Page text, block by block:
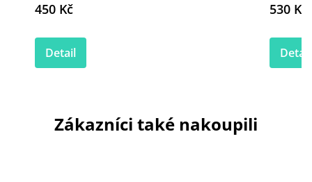
450 Kč
Detail
530 Kč
Detail
Zákazníci také nakoupili